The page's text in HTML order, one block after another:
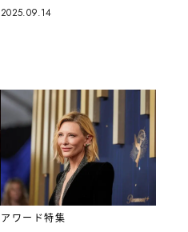
2025.09.14
アワード特集